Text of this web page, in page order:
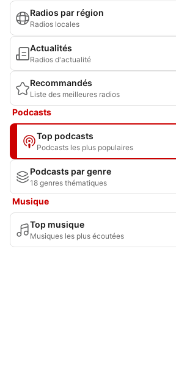
Radios par région
Radios locales
Actualités
Radios d'actualité
Recommandés
Liste des meilleures radios
Podcasts
Top podcasts
Podcasts les plus populaires
Podcasts par genre
18 genres thématiques
Musique
Top musique
Musiques les plus écoutées